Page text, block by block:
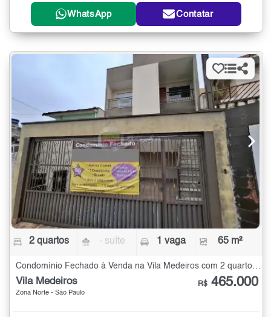
WhatsApp Contatar
2 quartos - suíte 1 vaga 65 m²
Condomínio Fechado à Venda na Vila Medeiros com 2 quartos - 65 m²
Vila Medeiros
Zona Norte - São Paulo
R$ 465.000